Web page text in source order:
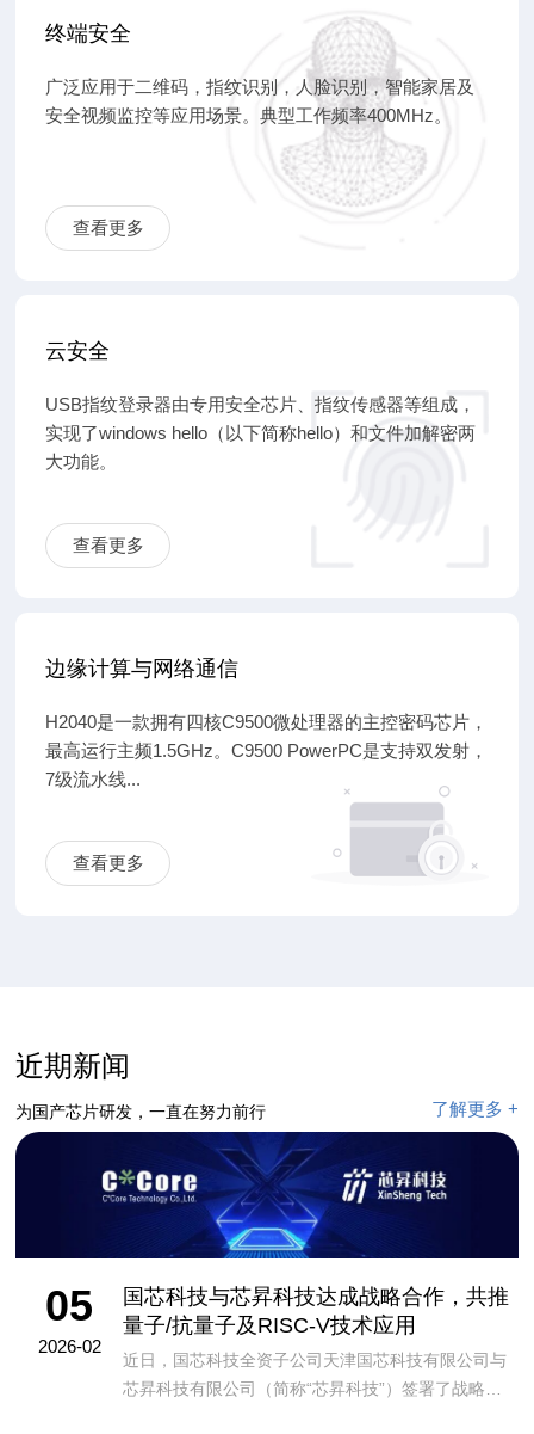
终端安全
广泛应用于二维码，指纹识别，人脸识别，智能家居及
安全视频监控等应用场景。典型工作频率400MHz。
查看更多
云安全
USB指纹登录器由专用安全芯片、指纹传感器等组成，
实现了windows hello（以下简称hello）和文件加解密两
大功能。
查看更多
边缘计算与网络通信
H2040是一款拥有四核C9500微处理器的主控密码芯片，
最高运行主频1.5GHz。C9500 PowerPC是支持双发射，
7级流水线...
查看更多
近期新闻
为国产芯片研发，一直在努力前行 了解更多 +
05
2026-02
国芯科技与芯昇科技达成战略合作，共推
量子/抗量子及RISC-V技术应用
近日，国芯科技全资子公司天津国芯科技有限公司与
芯昇科技有限公司（简称“芯昇科技”）签署了战略合